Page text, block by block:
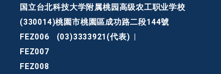
国立台北科技大学附属桃园高级农工职业学校
(330014)桃園市桃園區成功路二段144號
FEZ006
(03)3333921(代表)
FEZ007
FEZ008